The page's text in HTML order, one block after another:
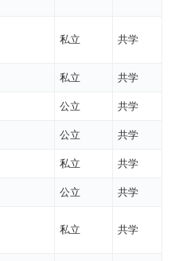
私立 共学
私立 共学
公立 共学
公立 共学
私立 共学
公立 共学
私立 共学